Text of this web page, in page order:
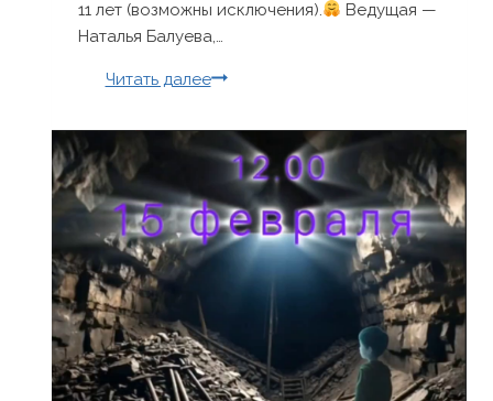
11 лет (возможны исключения).
Ведущая —
Наталья Балуева,…
Читать далее
фантастического
онлайн-
диктанта «Приключения
команды
Три-